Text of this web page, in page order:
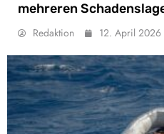
mehreren
Redaktion 12. April 2026